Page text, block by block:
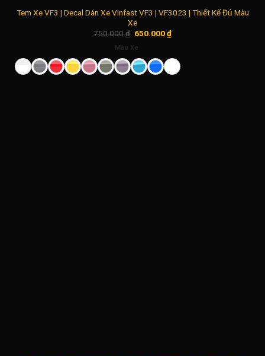
Tem Xe VF3 | Decal Dán Xe Vinfast VF3 | VF3023 | Thiết Kế Đủ Màu
Xe
750.000₫ Giá
là:
650.000₫Giá
650.000 ₫.
Màu Xe